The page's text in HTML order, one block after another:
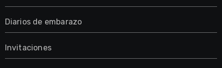
Diarios de embarazo
Invitaciones